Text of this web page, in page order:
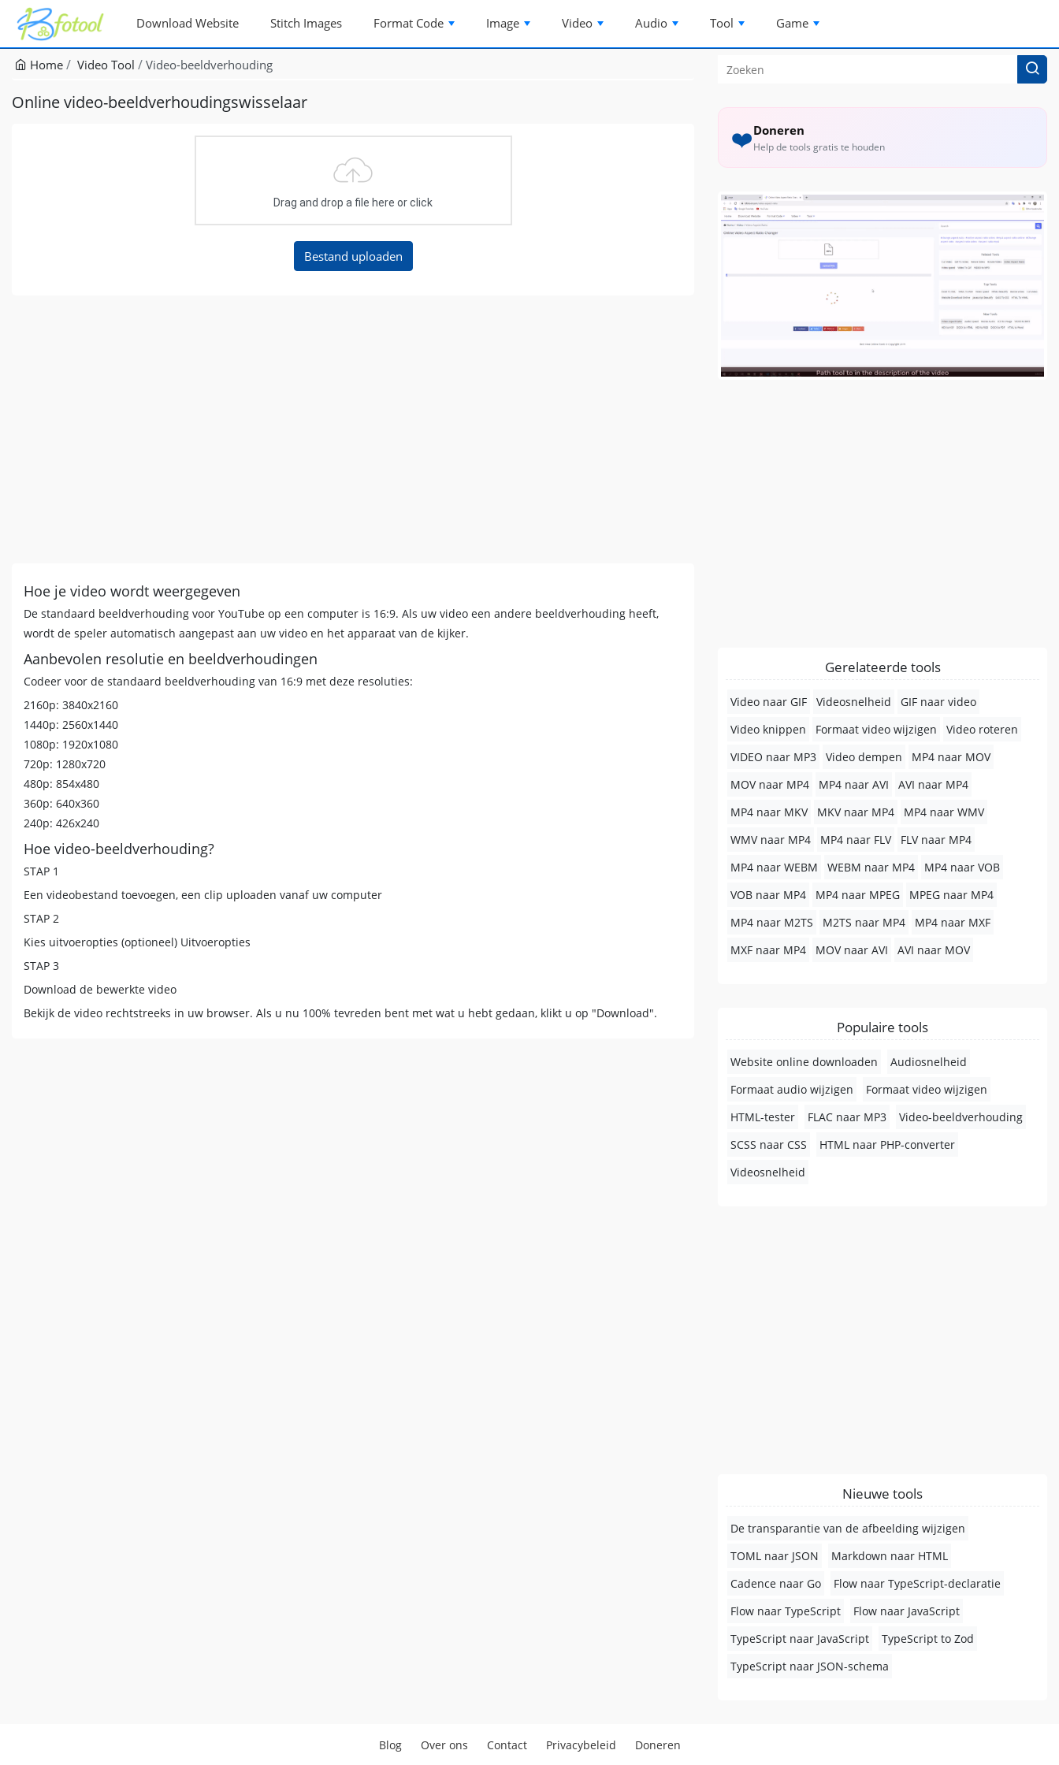
Download Website Stitch Images Format Code Image Video Audio Tool Game
Home Video Tool Video-beeldverhouding
Online video-beeldverhoudingswisselaar
Drag and drop a file here or click
Hoe je video wordt weergegeven
De standaard beeldverhouding voor YouTube op een computer is 16:9. Als uw video een andere beeldverhouding heeft,
wordt de speler automatisch aangepast aan uw video en het apparaat van de kijker.
Aanbevolen resolutie en beeldverhoudingen
Codeer voor de standaard beeldverhouding van 16:9 met deze resoluties:
2160p: 3840x2160
1440p: 2560x1440
1080p: 1920x1080
720p: 1280x720
480p: 854x480
360p: 640x360
240p: 426x240
Hoe video-beeldverhouding?
STAP 1
Een videobestand toevoegen, een clip uploaden vanaf uw computer
STAP 2
Kies uitvoeropties (optioneel) Uitvoeropties
STAP 3
Download de bewerkte video
Bekijk de video rechtstreeks in uw browser. Als u nu 100% tevreden bent met wat u hebt gedaan, klikt u op "Download".
❤️Doneren
Help de tools gratis te houden
Gerelateerde tools
Video naar GIF Videosnelheid
GIF naar video
Video knippen
Formaat video wijzigen
Video roteren
VIDEO naar MP3
Video dempen
MP4 naar MOV
MOV naar MP4
MP4 naar AVI
AVI naar MP4
MP4 naar MKV
MKV naar MP4
MP4 naar WMV
WMV naar MP4
MP4 naar FLV
FLV naar MP4
MP4 naar WEBM
WEBM naar MP4
MP4 naar VOB
VOB naar MP4
MP4 naar MPEG
MPEG naar MP4
MP4 naar M2TS
M2TS naar MP4
MP4 naar MXF
MXF naar MP4
MOV naar AVI AVI naar MOV
Populaire tools
Website online downloaden
Audiosnelheid
Formaat audio wijzigen
Formaat video wijzigen
HTML-tester
FLAC naar MP3
Video-beeldverhouding
SCSS naar CSS
HTML naar PHP-converter
Videosnelheid
Nieuwe tools
De transparantie van de afbeelding wijzigen
TOML naar JSON
Markdown naar HTML
Cadence naar Go
Flow naar TypeScript-declaratie
Flow naar TypeScript
Flow naar JavaScript
TypeScript naar JavaScript
TypeScript to Zod
TypeScript naar JSON-schema
Blog Over ons Contact Privacybeleid Doneren